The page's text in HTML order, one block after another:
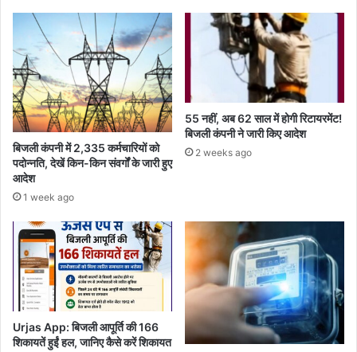
बिजली कंपनी में 2,335 कर्मचारियों को
पदोन्नति, देखें किन-किन संवर्गों के जारी हुए
आदेश
1 week ago
55 नहीं, अब 62 साल में होगी रिटायरमेंट!
बिजली कंपनी ने जारी किए आदेश
2 weeks ago
Urjas App: बिजली आपूर्ति की 166
शिकायतें हुईं हल, जानिए कैसे करें शिकायत